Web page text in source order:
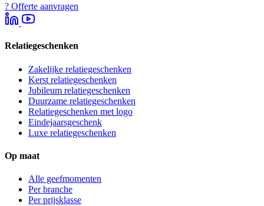
? Offerte aanvragen
Relatiegeschenken
Zakelijke relatiegeschenken
Kerst relatiegeschenken
Jubileum relatiegeschenken
Duurzame relatiegeschenken
Relatiegeschenken met logo
Eindejaarsgeschenk
Luxe relatiegeschenken
Op maat
Alle geefmomenten
Per branche
Per prijsklasse